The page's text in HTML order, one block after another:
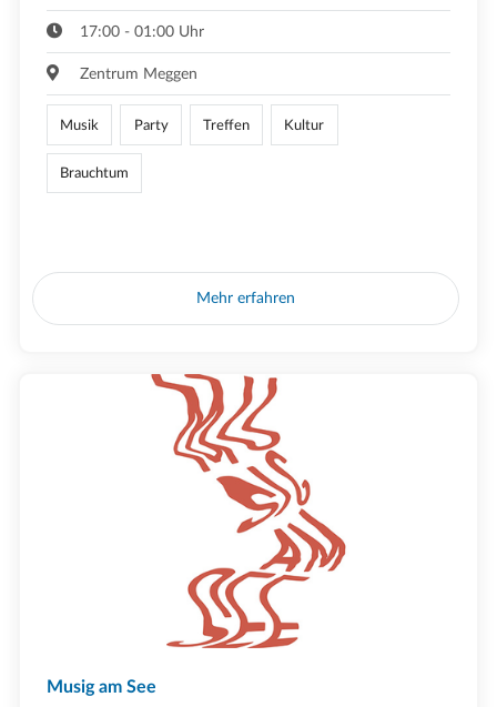
17:00 - 01:00 Uhr
Zentrum Meggen
Musik Party Treffen Kultur
Brauchtum
Mehr erfahren
Musig am See